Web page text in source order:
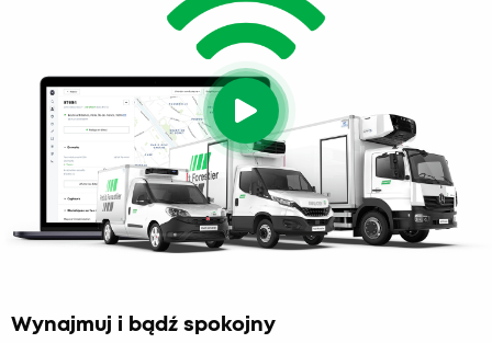
Wynajmuj i bądź spokojny